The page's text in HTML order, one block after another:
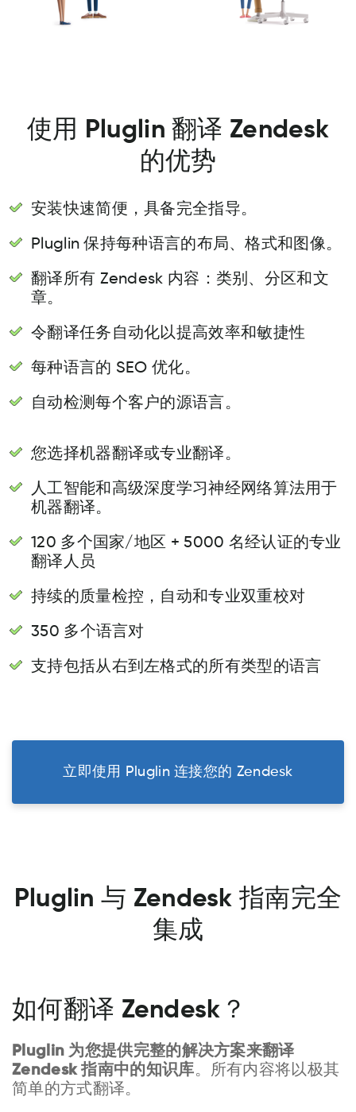
使用 Pluglin 翻译 Zendesk
的优势
安装快速简便，具备完全指导。
Pluglin 保持每种语言的布局、格式和图像。
翻译所有 Zendesk 内容：类别、分区和文
章。
令翻译任务自动化以提高效率和敏捷性
每种语言的 SEO 优化。
自动检测每个客户的源语言。
您选择机器翻译或专业翻译。
人工智能和高级深度学习神经网络算法用于
机器翻译。
120 多个国家/地区 + 5000 名经认证的专业
翻译人员
持续的质量检控，自动和专业双重校对
350 多个语言对
支持包括从右到左格式的所有类型的语言
立即使用 Pluglin 连接您的 Zendesk
Pluglin 与 Zendesk 指南完全
集成
如何翻译 Zendesk？
Pluglin 为您提供完整的解决方案来翻译
Zendesk 指南中的知识库。所有内容将以极其
简单的方式翻译。